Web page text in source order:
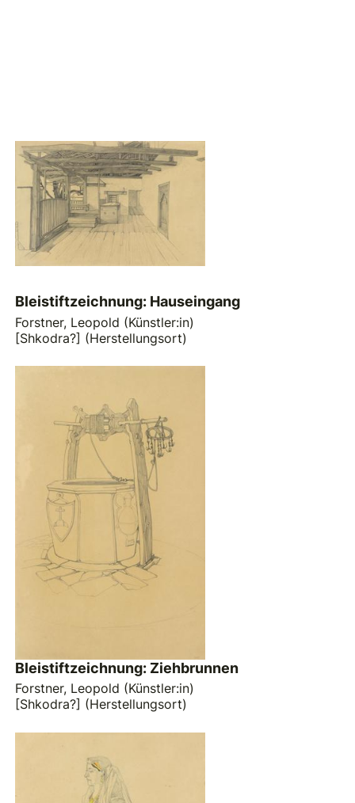
Bleistiftzeichnung: Hauseingang
Forstner, Leopold (Künstler:in)
[Shkodra?] (Herstellungsort)
Bleistiftzeichnung: Ziehbrunnen
Forstner, Leopold (Künstler:in)
[Shkodra?] (Herstellungsort)